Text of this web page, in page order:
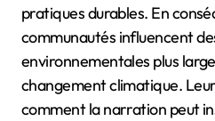
pratiques durables. En
communautés influencent
environnementales plus
changement climatique.
comment la narration peut